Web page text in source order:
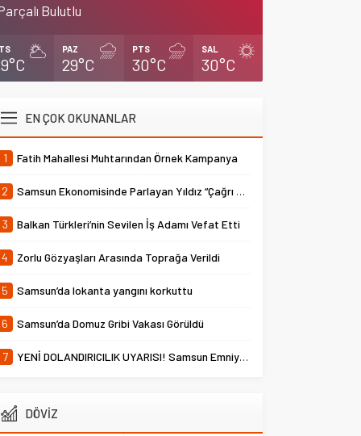
Bulutlu
PAZ
29°C
PTS
30°C
SAL
30°C
EN ÇOK OKUNANLAR
1 Fatih Mahallesi Muhtarından Örnek Kampanya
2 Samsun Ekonomisinde Parlayan Yıldız “Çağrı Temper”
3 Balkan Türkleri’nin Sevilen İş Adamı Vefat Etti
4 Zorlu Gözyaşları Arasında Toprağa Verildi
5 Samsun’da lokanta yangını korkuttu
6 Samsun’da Domuz Gribi Vakası Görüldü
7 YENİ DOLANDIRICILIK UYARISI! Samsun Emniyet Müdürlüğü Uyardı
DÖVİZ